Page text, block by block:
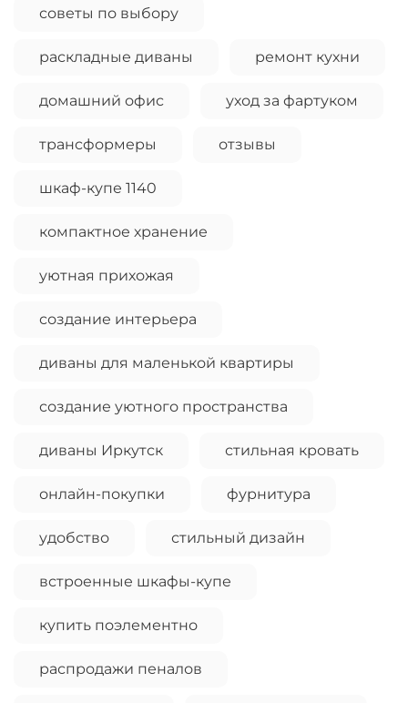
советы по выбору
раскладные диваны ремонт кухни
домашний офис уход за фартуком
трансформеры отзывы
шкаф-купе 1140
компактное хранение
уютная прихожая
создание интерьера
диваны для маленькой квартиры
создание уютного пространства
диваны Иркутск стильная кровать
онлайн-покупки фурнитура
удобство стильный дизайн
встроенные шкафы-купе
купить поэлементно
распродажи пеналов